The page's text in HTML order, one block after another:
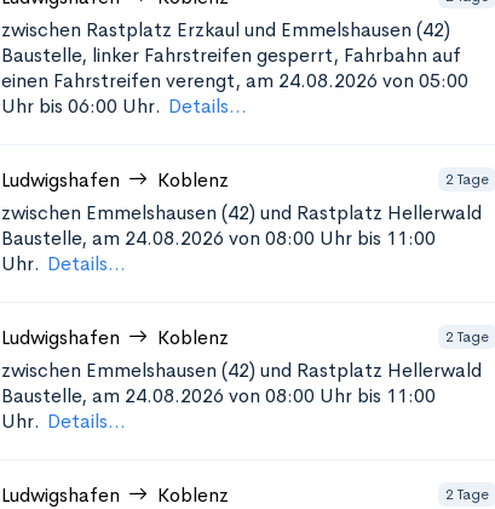
zwischen Rastplatz Erzkaul und Emmelshausen (42)
Baustelle, linker Fahrstreifen gesperrt, Fahrbahn auf
einen Fahrstreifen verengt, am 24.08.2026 von 05:00
Uhr bis 06:00 Uhr. Details...
Ludwigshafen Koblenz 2 Tage
zwischen Emmelshausen (42) und Rastplatz Hellerwald
Baustelle, am 24.08.2026 von 08:00 Uhr bis 11:00
Uhr. Details...
Ludwigshafen Koblenz 2 Tage
zwischen Emmelshausen (42) und Rastplatz Hellerwald
Baustelle, am 24.08.2026 von 08:00 Uhr bis 11:00
Uhr. Details...
Ludwigshafen Koblenz 2 Tage